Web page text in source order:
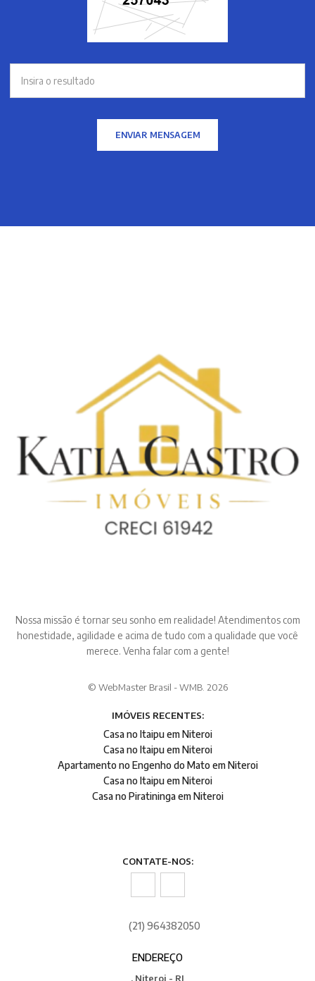
ENVIAR MENSAGEM
Nossa missão é tornar seu sonho em realidade! Atendimentos com
honestidade, agilidade e acima de tudo com a qualidade que você
merece. Venha falar com a gente!
© WebMaster Brasil - WMB. 2026
IMÓVEIS RECENTES:
Casa no Itaipu em Niteroi
Casa no Itaipu em Niteroi
Apartamento no Engenho do Mato em Niteroi
Casa no Itaipu em Niteroi
Casa no Piratininga em Niteroi
CONTATE-NOS:
(21) 964382050
ENDEREÇO
, Niteroi - RJ